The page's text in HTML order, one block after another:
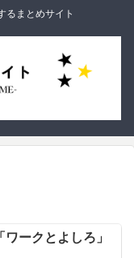
るまとめサイト
ークとよしろ」